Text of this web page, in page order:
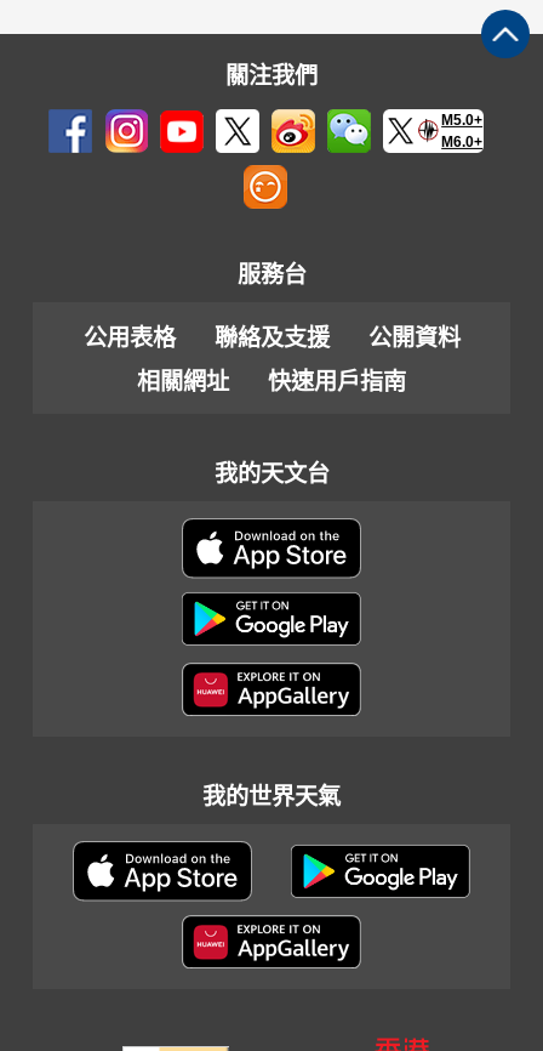
關注我們
M5.0+
M6.0+
服務台
公用表格 聯絡及支援
公開資料
相關網址
快速用戶指南
我的天文台
我的世界天氣